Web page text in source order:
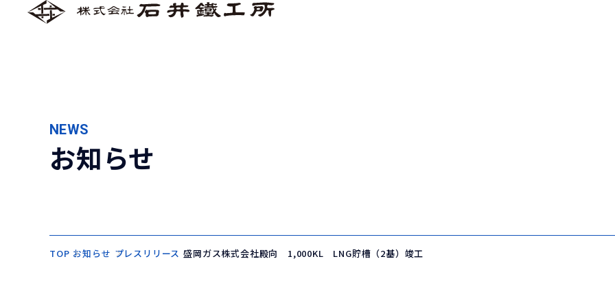
お知らせ
NEWS
TOP お知らせ プレスリリース 盛岡ガス株式会社殿向 1,000KL LNG貯槽（2基）竣工